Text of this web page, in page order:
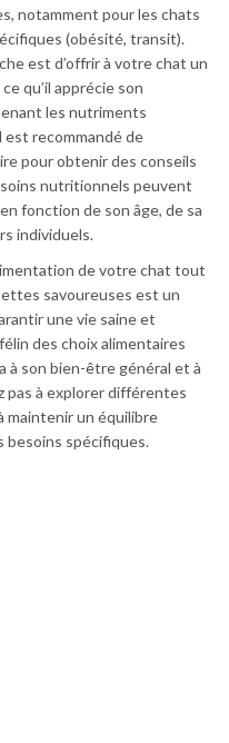
notamment pour les chats
(obésité, transit).
est d’offrir à votre chat un
qu’il apprécie son
les nutriments
recommandé de
pour obtenir des conseils
nutritionnels peuvent
fonction de son âge, de sa
individuels.
de votre chat tout
savoureuses est un
une vie saine et
des choix alimentaires
à son bien-être général et à
pas à explorer différentes
un équilibre
besoins spécifiques.